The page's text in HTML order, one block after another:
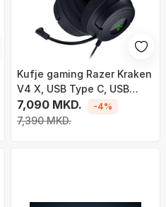
Kufje gaming Razer Kraken
V4 X, USB Type C, USB
Type A, të zeza
7,090 MKD.
7,390 MKD.
-4%